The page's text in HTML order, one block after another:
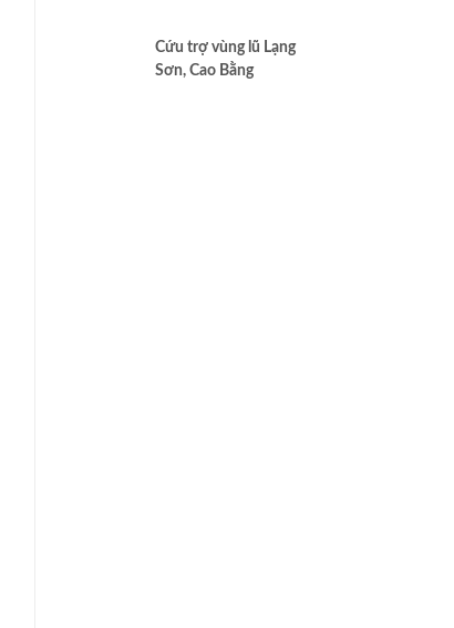
cao nhất của Bác ái
Cứu trợ vùng lũ Lạng
Sơn, Cao Bằng